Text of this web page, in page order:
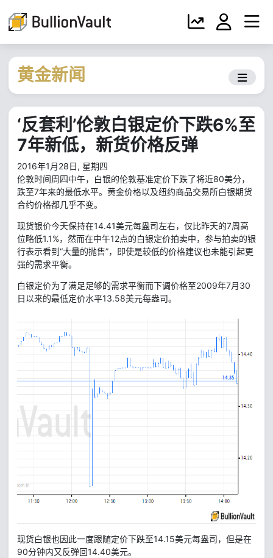
黄金新闻
‘反套利’伦敦白银定价下跌6%至
7年新低，新货价格反弹
2016年1月28日, 星期四
伦敦时间周四中午，白银的伦敦基准定价下跌了将近80美分，
跌至7年来的最低水平。黄金价格以及纽约商品交易所白银期货
合约价格都几乎不变。
现货银价今天保持在14.41美元每盎司左右，仅比昨天的7周高
位略低1.1%，然而在中午12点的白银定价拍卖中，参与拍卖的银
行表示看到“大量的抛售”，即使是较低的价格建议也未能引起更
强的需求平衡。
白银定价为了满足足够的需求平衡而下调价格至2009年7月30
日以来的最低定价水平13.58美元每盎司。
现货白银也因此一度跟随定价下跌至14.15美元每盎司，但是在
90分钟内又反弹回14.40美元。